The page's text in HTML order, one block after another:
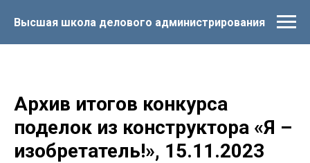
Высшая школа делового администрирования
Архив итогов конкурса
поделок из конструктора «Я –
изобретатель!», 15.11.2023